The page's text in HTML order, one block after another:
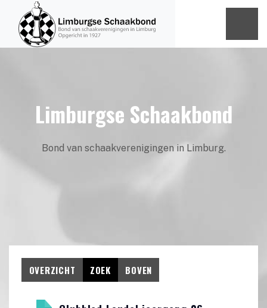
Limburgse Schaakbond
Bond van schaakverenigingen in Limburg.
OVERZICHT ZOEK BOVEN